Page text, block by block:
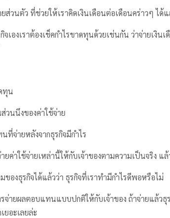
ส่วนตัว ที่ช่วยให้เราคิดเงินเดือนต่อเดือนคร่าวๆ ได้
จเองเราต้องเช็คกำไรขาดทุนด้วยเช่นกัน ว่าจ่ายเงิ
ทุน
วนนึงของค่าใช้จ่าย
จ่ายหลังจากธุรกิจมีกำไร
ค่าใช้จ่ายเหล่านี้ให้กับเจ้าของตามความเป็นจริง แ
องธุรกิจได้แล้วว่า ธุรกิจที่เราทำมีกำไรดีพอหรือไม่
จ่ายผลตอบแทนแบบปกติให้กับเจ้าของ ถ้าจ่ายแล้ว
อะเลยล่ะ